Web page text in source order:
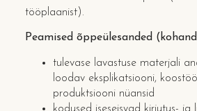
tööplaanist).
Peamised õppeülesanded
tulevase lavastuse materjali
loodav eksplikatsiooni,
produktsiooni nüansid
kodused iseseisvad kirjutus- ja